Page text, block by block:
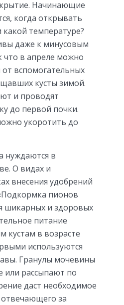
Начинающие
когда открывать
температуре?
даже к минусовым
что в апреле можно
от вспомогательных
кусты зимой.
и проводят
до первой почки.
укоротить до
нуждаются в
О видах и
внесения удобрений
пионов
шикарных и здоровых
питание
кустам в возрасте
используются
Гранулы мочевины
или рассыпают по
даст необходимое
отвечающего за